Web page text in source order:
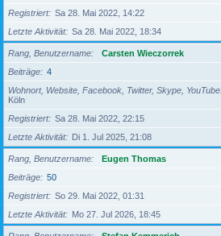
Registriert
Sa 28. Mai 2022, 14:22
Letzte Aktivität
Sa 28. Mai 2022, 18:34
Rang, Benutzername
Carsten Wieczorrek
Beiträge
4
Wohnort, Website, Facebook, Twitter, Skype, YouTube
Köln
Registriert
Sa 28. Mai 2022, 22:15
Letzte Aktivität
Di 1. Jul 2025, 21:08
Rang, Benutzername
Eugen Thomas
Beiträge
50
Registriert
So 29. Mai 2022, 01:31
Letzte Aktivität
Mo 27. Jul 2026, 18:45